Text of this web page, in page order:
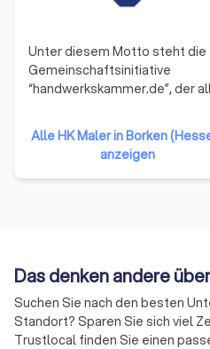
Unter diesem Motto steht die
Gemeinschaftsinitiative
“handwerkskammer.de”, der
angehören. Sie repräsentieren
damit das gesamte Handwerk
der Bundesrepublik
Die Mitglieder haben sich
der Handwerkskammern
effizienter und effektiver
werden.
Alle HK Maler in Borken
anzeigen
Das denken andere
Suchen Sie nach den besten
Standort? Sparen Sie sich viel
Trustlocal finden Sie einen